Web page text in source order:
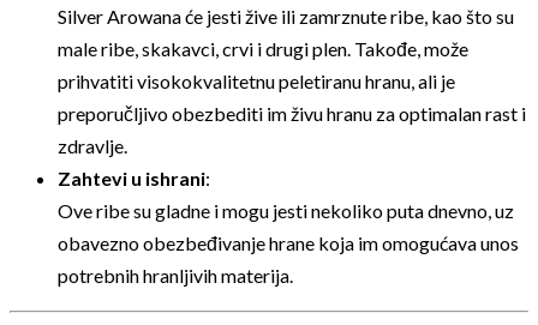
Silver Arowana će jesti žive ili zamrznute ribe, kao što su
male ribe, skakavci, crvi i drugi plen. Takođe, može
prihvatiti visokokvalitetnu peletiranu hranu, ali je
preporučljivo obezbediti im živu hranu za optimalan rast i
zdravlje.
Zahtevi u ishrani:
Ove ribe su gladne i mogu jesti nekoliko puta dnevno, uz
obavezno obezbeđivanje hrane koja im omogućava unos
potrebnih hranljivih materija.